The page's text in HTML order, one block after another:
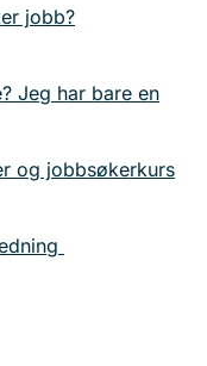
jobb?
Jeg har bare en
og jobbsøkerkurs